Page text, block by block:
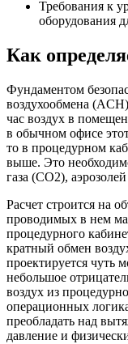
Требования к
оборудования
Как
Фундаментом
воздухообмена
час воздух в
в обычном офисе
то в процедурном
выше. Это
газа (CO2),
Расчет строится на
проводимых в нем
процедурного
кратный обмен
проектируется чуть
небольшое
воздух из
операционных
преобладать над
давление и